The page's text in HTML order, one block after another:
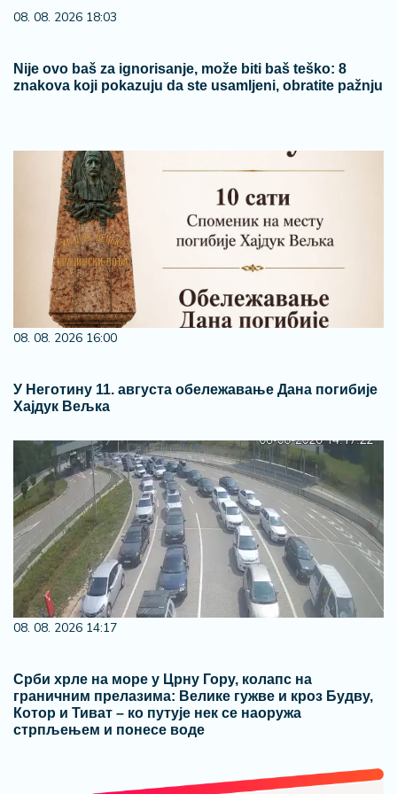
08. 08. 2026 18:03
Nije ovo baš za ignorisanje, može biti baš teško: 8
znakova koji pokazuju da ste usamljeni, obratite pažnju
08. 08. 2026 16:00
У Неготину 11. августа обележавање Дана погибије
Хајдук Вељка
08. 08. 2026 14:17
Срби хрле на море у Црну Гору, колапс на
граничним прелазима: Велике гужве и кроз Будву,
Котор и Тиват – ко путује нек се наоружа
стрпљењем и понесе воде